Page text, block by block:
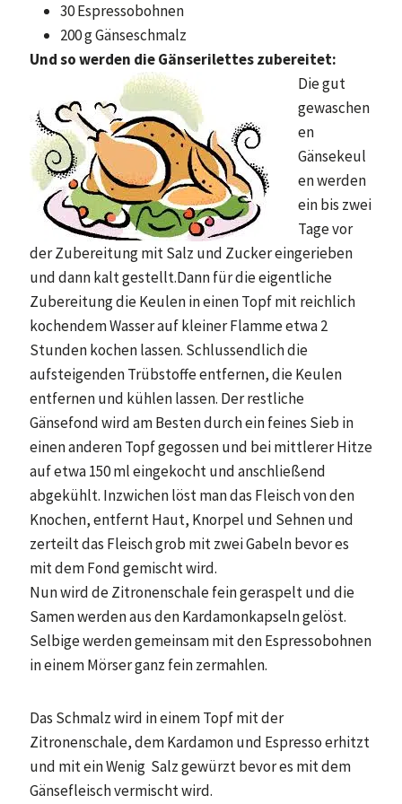
30 Espressobohnen
200 g Gänseschmalz
Und so werden die Gänserilettes zubereitet:
Die gut
gewaschen
en
Gänsekeul
en werden
ein bis zwei
Tage vor
der Zubereitung mit Salz und Zucker eingerieben
und dann kalt gestellt.Dann für die eigentliche
Zubereitung die Keulen in einen Topf mit reichlich
kochendem Wasser auf kleiner Flamme etwa 2
Stunden kochen lassen. Schlussendlich die
aufsteigenden Trübstoffe entfernen, die Keulen
entfernen und kühlen lassen. Der restliche
Gänsefond wird am Besten durch ein feines Sieb in
einen anderen Topf gegossen und bei mittlerer Hitze
auf etwa 150 ml eingekocht und anschließend
abgekühlt. Inzwichen löst man das Fleisch von den
Knochen, entfernt Haut, Knorpel und Sehnen und
zerteilt das Fleisch grob mit zwei Gabeln bevor es
mit dem Fond gemischt wird.
Nun wird de Zitronenschale fein geraspelt und die
Samen werden aus den Kardamonkapseln gelöst.
Selbige werden gemeinsam mit den Espressobohnen
in einem Mörser ganz fein zermahlen.
Das Schmalz wird in einem Topf mit der
Zitronenschale, dem Kardamon und Espresso erhitzt
und mit ein Wenig Salz gewürzt bevor es mit dem
Gänsefleisch vermischt wird.